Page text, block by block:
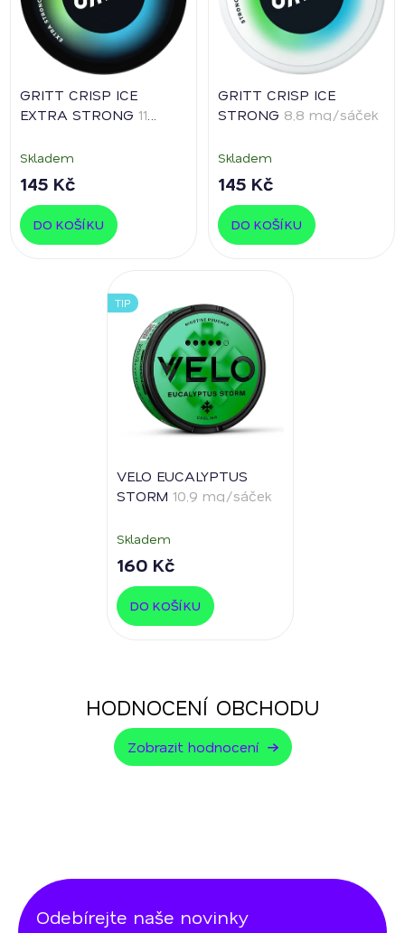
GRITT CRISP ICE
EXTRA STRONG 11
Skladem
145 Kč
DO KOŠÍKU
GRITT CRISP ICE
STRONG 8,8 mg/sáček
Skladem
145 Kč
DO KOŠÍKU
TIP
VELO EUCALYPTUS
STORM 10,9 mg/sáček
Skladem
160 Kč
DO KOŠÍKU
HODNOCENÍ OBCHODU
Zobrazit hodnocení
Odebírejte naše novinky